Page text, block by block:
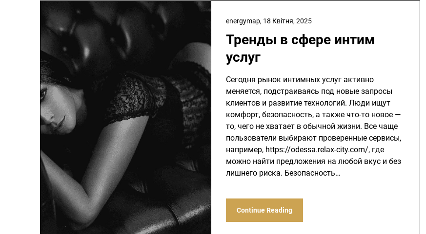
Тренды в сфере интим
услуг
energymap, 18 Квітня, 2025
Сегодня рынок интимных услуг активно
меняется, подстраиваясь под новые запросы
клиентов и развитие технологий. Люди ищут
комфорт, безопасность, а также что-то новое —
то, чего не хватает в обычной жизни. Все чаще
пользователи выбирают проверенные сервисы,
например, https://odessa.relax-city.com/, где
можно найти предложения на любой вкус и без
лишнего риска. Безопасность…
Continue Reading